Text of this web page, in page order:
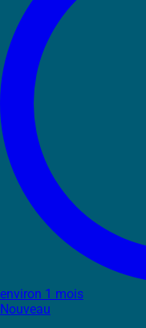
environ 1 mois
Nouveau